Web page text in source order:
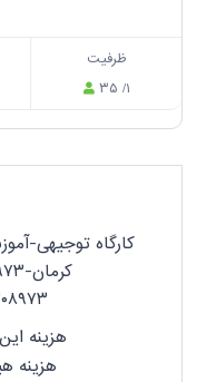
ظرفیت
۳۵ /۱
هزینه این
هزینه هیئت: